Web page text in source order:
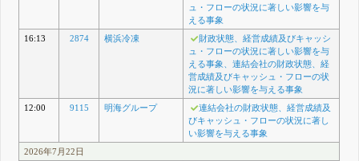
ュ・フローの状況に著しい影響を与
える事象
16:13
2874 横浜冷凍
財政状態、経営成績及びキャッシ
ュ・フローの状況に著しい影響を与
える事象、連結会社の財政状態、経
営成績及びキャッシュ・フローの状
況に著しい影響を与える事象
12:00
9115 明海グループ
連結会社の財政状態、経営成績及
びキャッシュ・フローの状況に著し
い影響を与える事象
2026年7月22日